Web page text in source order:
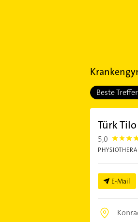
Beste Treffer
Türk Tilo
5,0 5.0
E-Mail